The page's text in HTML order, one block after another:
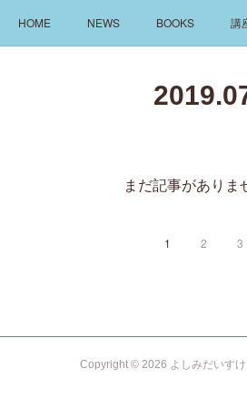
HOME NEWS BOOKS 講
2019.
まだ記事がありま
1 2 3
Copyright © 2026 よしみだいす